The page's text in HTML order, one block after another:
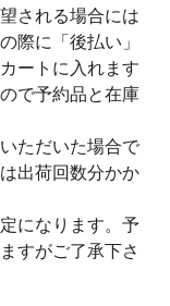
される場合には
際に「後払い」
ートに入れます
で予約品と在庫
ただいた場合で
出荷回数分かか
になります。予
すがご了承下さ